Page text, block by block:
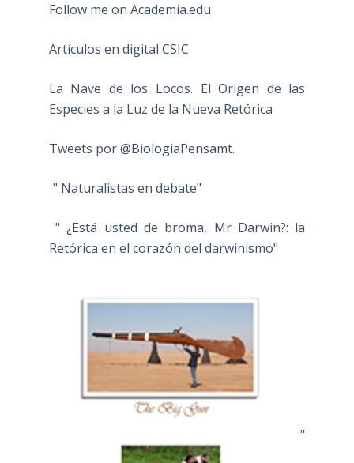
Follow me on Academia.edu
Artículos en digital CSIC
La Nave de los Locos. El Origen de las
Especies a la Luz de la Nueva Retórica
Tweets por @BiologiaPensamt.
" Naturalistas en debate"
" ¿Está usted de broma, Mr Darwin?: la
Retórica en el corazón del darwinismo"
"